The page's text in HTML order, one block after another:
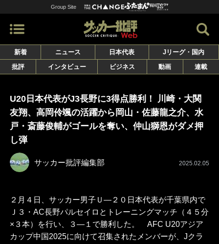
Group Site
新着 ニュース 日本代表
Jリーグ・国内
批評
インタビュー ビジネス 動画 連載
U20日本代表がJ3長野に3得点勝利！ 川崎・大関
友翔、高岡伶颯の活躍から岡山・佐藤龍之介、水
戸・斎藤俊輔がゴールを奪い、仲山獅恩がダメ押
し弾
サッカー批評編集部 2025.02.05
２月４日、サッカー男子Ｕ―２０日本代表が千葉県内で
Ｊ３・AC⾧野パルセイロとトレーニングマッチ（４５分
×３本）を行い、３―１で勝利した。 AFC U20アジア
カップ中国2025に向けて召集されたメンバーが、Jクラ